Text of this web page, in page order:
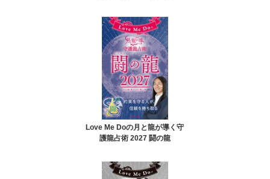
Love Me Doの月と龍が導く守
護龍占術 2027 闘の龍